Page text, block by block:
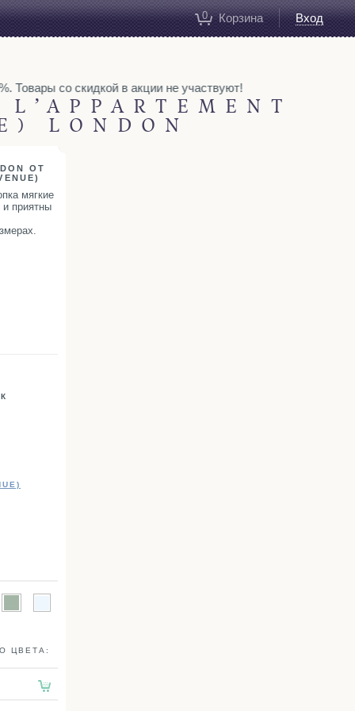
0 Корзина Вход
Товары со скидкой в акции не участвуют!
LONDON
ОТ
мягкие
приятны
ЦВЕТА: